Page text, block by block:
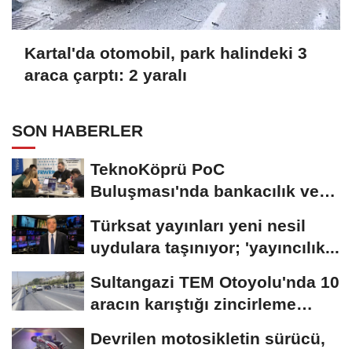
Kartal'da otomobil, park halindeki 3
araca çarptı: 2 yaralı
SON HABERLER
TeknoKöprü PoC
Buluşması'nda bankacılık ve
Türksat yayınları yeni nesil
uydulara taşınıyor; 'yayıncılık...
Sultangazi TEM Otoyolu'nda 10
aracın karıştığı zincirleme
Devrilen motosikletin sürücü,